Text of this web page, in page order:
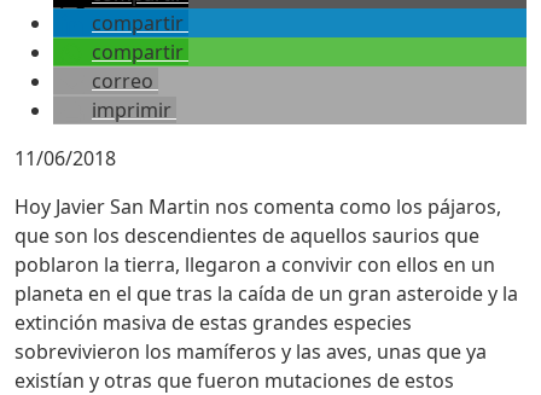
compartir
compartir
correo
imprimir
11/06/2018
Hoy Javier San Martin nos comenta como los pájaros,
que son los descendientes de aquellos saurios que
poblaron la tierra, llegaron a convivir con ellos en un
planeta en el que tras la caída de un gran asteroide y la
extinción masiva de estas grandes especies
sobrevivieron los mamíferos y las aves, unas que ya
existían y otras que fueron mutaciones de estos